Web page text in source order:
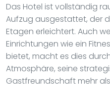
Das Hotel ist vollständig
Aufzug ausgestattet, der
Etagen erleichtert. Auch
Einrichtungen wie ein
bietet, macht es dies
Atmosphäre, seine
Gastfreundschaft mehr